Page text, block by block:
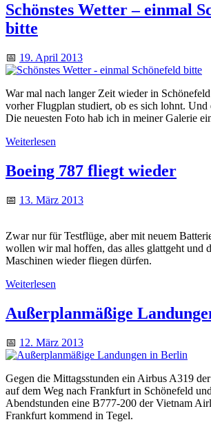
Schönstes Wetter – einmal
bitte
📅 19. April 2013
War mal nach langer Zeit wieder in
vorher Flugplan studiert, ob es sich lohnt. Und
Die neuesten Foto hab ich in meiner Galerie
Weiterlesen
Boeing 787 fliegt wieder
📅 13. März 2013
Zwar nur für Testflüge, aber mit neuem
wollen wir mal hoffen, das alles glattgeht und
Maschinen wieder fliegen dürfen.
Weiterlesen
Außerplanmäßige
📅 12. März 2013
Gegen die Mittagsstunden ein Airbus A319
auf dem Weg nach Frankfurt in Schönefeld
Abendstunden eine B777-200 der Vietnam
Frankfurt kommend in Tegel.